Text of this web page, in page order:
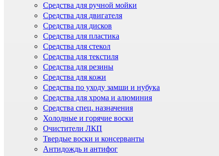
Средства для ручной мойки
Средства для двигателя
Средства для дисков
Средства для пластика
Средства для стекол
Средства для текстиля
Средства для резины
Средства для кожи
Средства по уходу замши и нубука
Средства для хрома и алюминия
Средства спец. назначения
Холодные и горячие воски
Очистители ЛКП
Твердые воски и консерванты
Антидождь и антифог